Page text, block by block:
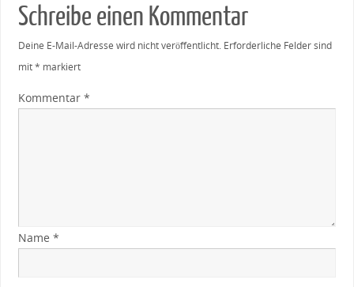
Schreibe einen Kommentar
Deine E-Mail-Adresse wird nicht veröffentlicht. Erforderliche Felder sind
mit* markiert
Kommentar *
Name *